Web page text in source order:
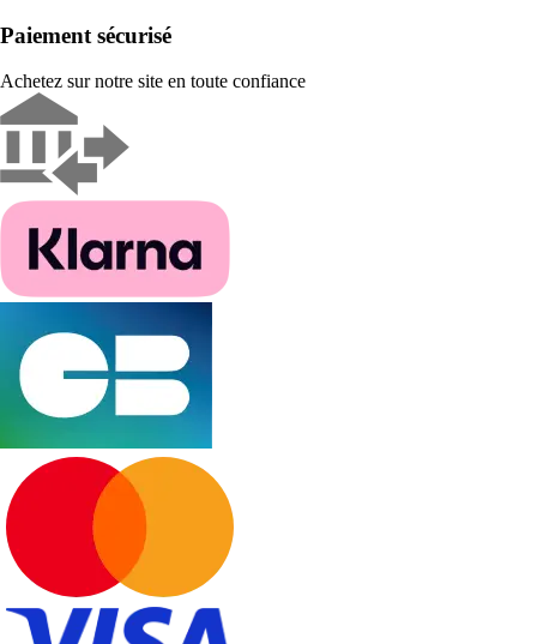
Paiement sécurisé
Achetez sur notre site en toute confiance